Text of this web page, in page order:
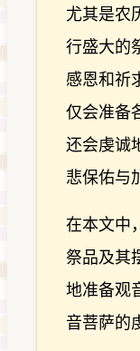
尤其是农
行盛大的
感恩和祈
仅会准备
还会虔诚
悲保佑与
在本文中
祭品及其
地准备观
音菩萨的